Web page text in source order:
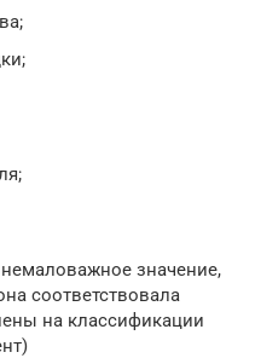
значение,
соответствовала
на классификации